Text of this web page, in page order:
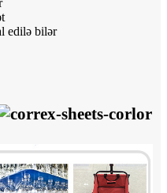
edilə bilər